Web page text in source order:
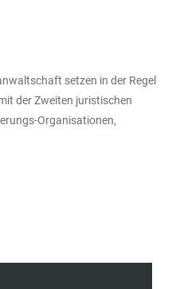
setzen in der Regel
der Zweiten juristischen
Organisationen,